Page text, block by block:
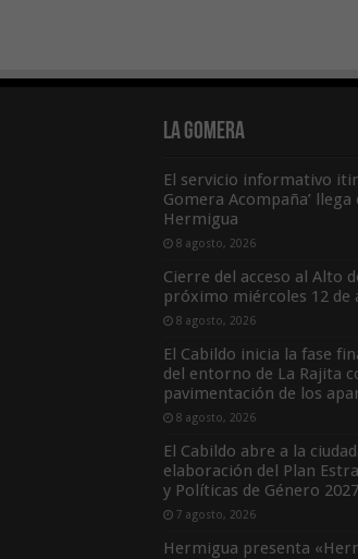
La Gomera
El servicio informativo
Gomera Acompaña’ llega
Hermigua
8 agosto, 2026
Cierre del acceso al Alto
próximo miércoles 12 de
8 agosto, 2026
El Cabildo inicia la fase
del entorno de La Rajita
pavimentación de los
8 agosto, 2026
El Cabildo abre a la
elaboración del Plan
y Políticas de Género
7 agosto, 2026
Hermigua presenta